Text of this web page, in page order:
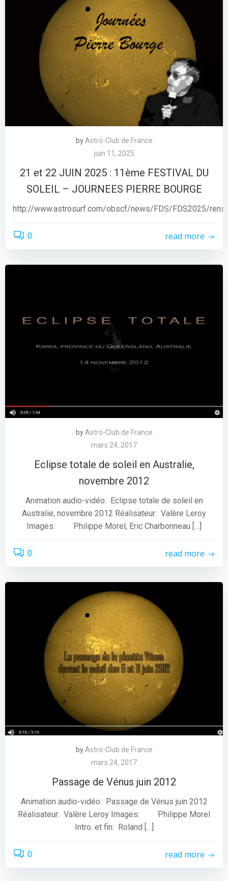
by Astro-Club de France
juin 11, 2025
21 et 22 JUIN 2025 : 11ème FESTIVAL DU
SOLEIL – JOURNEES PIERRE BOURGE
http://www.astrosurf.com/obscf/news/FDS/FDS2025/
0 read more
by Astro-Club de France
mars 24, 2017
Eclipse totale de soleil en Australie,
novembre 2012
Animation audio-vidéo: Eclipse totale de soleil en
Australie, novembre 2012 Réalisateur: Valère Leroy
Images: Philippe Morel, Eric Charbonneau […]
0 read more
by Astro-Club de France
mars 24, 2017
Passage de Vénus juin 2012
Animation audio-vidéo: Passage de Vénus juin 2012
Réalisateur: Valère Leroy Images: Philippe Morel
Intro. et fin: Roland […]
0 read more